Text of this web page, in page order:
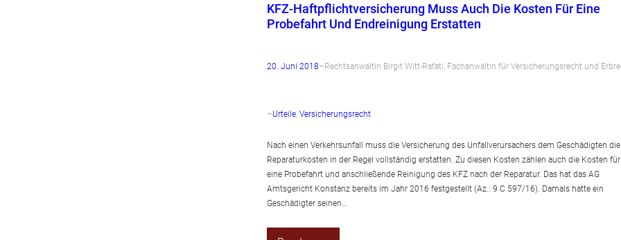
KFZ-Haftpflichtversicherung Muss Auch Die Kosten Für Eine
Probefahrt Und Endreinigung Erstatten
20. Juni 2018–Rechtsanwältin Birgit Witt-Rafati, Fachanwältin für Versicherungsrecht und
–Urteile, Versicherungsrecht
Nach einen Verkehrsunfall muss die Versicherung des Unfallverursachers dem Geschädigten die
Reparaturkosten in der Regel vollständig erstatten. Zu diesen Kosten zählen auch die Kosten für
eine Probefahrt und anschließende Reinigung des KFZ nach der Reparatur. Das hat das AG
Amtsgericht Konstanz bereits im Jahr 2016 festgestellt (Az.: 9 C 597/16). Damals hatte ein
Geschädigter seinen…